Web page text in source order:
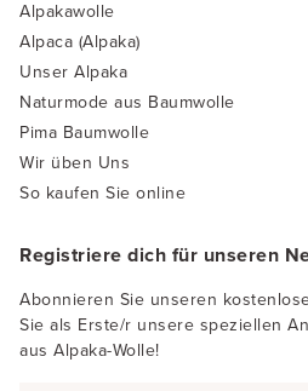
Alpakawolle
Alpaca (Alpaka)
Unser Alpaka
Naturmode aus Baumwolle
Pima Baumwolle
Wir üben Uns
So kaufen Sie online
Registriere dich für unseren
Abonnieren Sie unseren
Sie als Erste/r unsere speziellen
aus Alpaka-Wolle!